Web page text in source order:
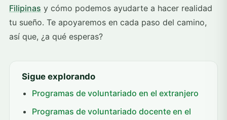
Filipinas y cómo podemos ayudarte a hacer realidad
tu sueño. Te apoyaremos en cada paso del camino,
así que, ¿a qué esperas?
Sigue explorando
Programas de voluntariado en el extranjero
Programas de voluntariado docente en el